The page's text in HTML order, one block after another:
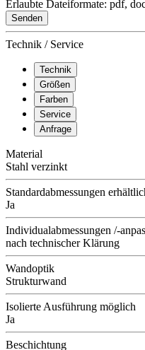
Erlaubte Dateiformate: pdf,
Senden
Technik / Service
Technik
Größen
Farben
Service
Anfrage
Material
Stahl verzinkt
Standardabmessungen
Ja
Individualabmessungen /-
nach technischer Klärung
Wandoptik
Strukturwand
Isolierte Ausführung möglich
Ja
Beschichtung